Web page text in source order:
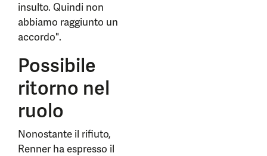
insulto. Quindi non
abbiamo raggiunto un
accordo".
Possibile
ritorno nel
ruolo
Nonostante il rifiuto,
Renner ha espresso il